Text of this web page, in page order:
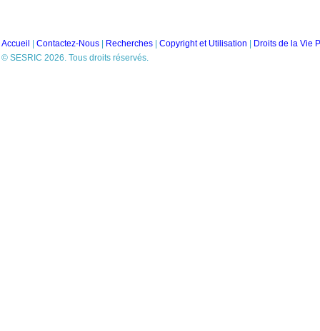
Accueil Contactez-Nous Recherches Copyright et Utilisation
Droits de la Vie
© SESRIC 2026. Tous droits réservés.